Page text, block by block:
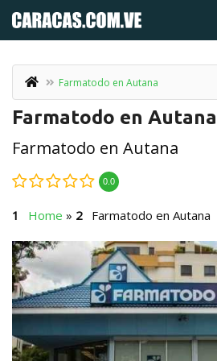
Farmatodo en Autana
Farmatodo en Autana
Farmatodo en Autana
0.0
Home » Farmatodo en Autana